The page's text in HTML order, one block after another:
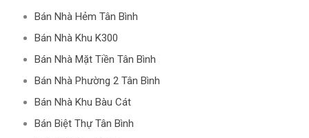
Bán Nhà Hẻm Tân Bình
Bán Nhà Khu K300
Bán Nhà Mặt Tiền Tân Bình
Bán Nhà Phường 2 Tân Bình
Bán Nhà Khu Bàu Cát
Bán Biệt Thự Tân Bình